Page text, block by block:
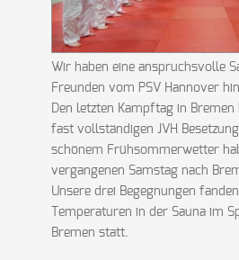
Wir haben eine anspruchsvolle
Freunden vom PSV Hannover
Den letzten Kampftag in
fast vollständigen JVH
schönem Frühsommerwetter
vergangenen Samstag nach
Unsere drei Begegnungen
Temperaturen in der Sauna im
Bremen statt.